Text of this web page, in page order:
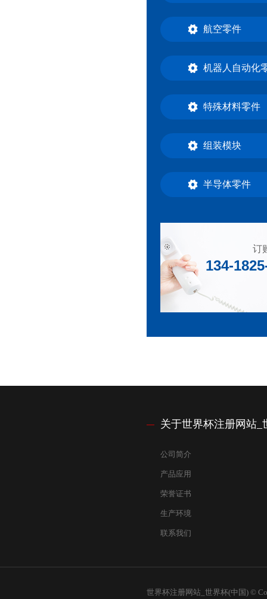
航空零件
机器人自动化
特殊材料零件
组装模块
半导体零件
订
134-
关于世界杯注册网站_
公司简介
产品应用
荣誉证书
生产环境
联系我们
世界杯注册网站_世界杯(中国) ©